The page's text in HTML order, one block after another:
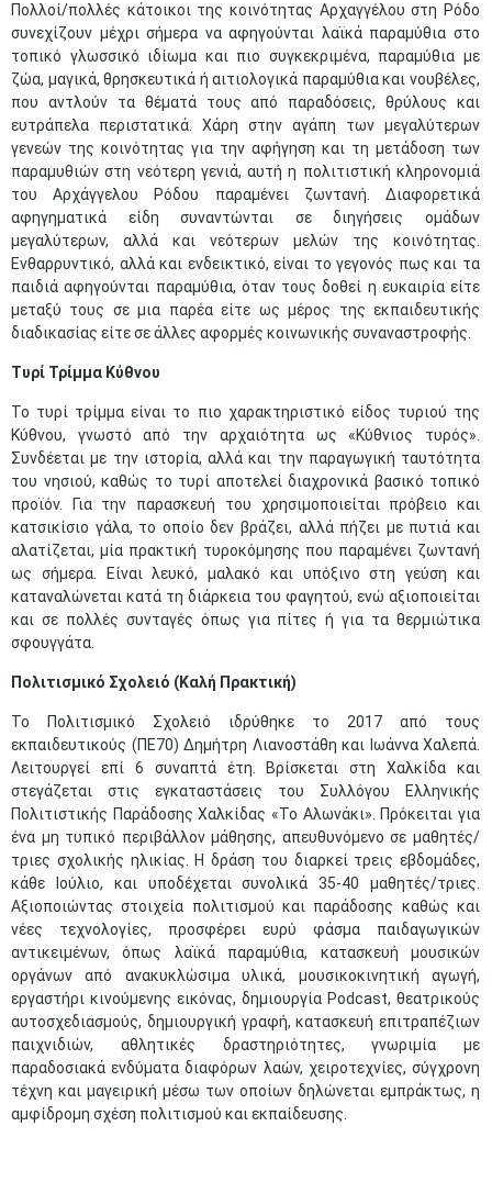
Πολλοί/πολλές κάτοικοι της κοινότητας Αρχαγγέλου στη Ρόδο
συνεχίζουν μέχρι σήμερα να αφηγούνται λαϊκά παραμύθια στο
τοπικό γλωσσικό ιδίωμα και πιο συγκεκριμένα, παραμύθια µε
ζώα, μαγικά, θρησκευτικά ή αιτιολογικά παραμύθια και νουβέλες,
που αντλούν τα θέματά τους από παραδόσεις, θρύλους και
ευτράπελα περιστατικά. Χάρη στην αγάπη των μεγαλύτερων
γενεών της κοινότητας για την αφήγηση και τη μετάδοση των
παραμυθιών στη νεότερη γενιά, αυτή η πολιτιστική κληρονομιά
του Αρχάγγελου Ρόδου παραμένει ζωντανή. Διαφορετικά
αφηγηματικά είδη συναντώνται σε διηγήσεις ομάδων
μεγαλύτερων, αλλά και νεότερων µελών της κοινότητας.
Ενθαρρυντικό, αλλά και ενδεικτικό, είναι το γεγονός πως και τα
παιδιά αφηγούνται παραμύθια, όταν τους δοθεί η ευκαιρία είτε
μεταξύ τους σε μια παρέα είτε ως μέρος της εκπαιδευτικής
διαδικασίας είτε σε άλλες αφορμές κοινωνικής συναναστροφής.
Τυρί Τρίμμα Κύθνου
Το τυρί τρίμμα είναι το πιο χαρακτηριστικό είδος τυριού της
Κύθνου, γνωστό από την αρχαιότητα ως «Κύθνιος τυρός».
Συνδέεται με την ιστορία, αλλά και την παραγωγική ταυτότητα
του νησιού, καθώς το τυρί αποτελεί διαχρονικά βασικό τοπικό
προϊόν. Για την παρασκευή του χρησιμοποιείται πρόβειο και
κατσικίσιο γάλα, το οποίο δεν βράζει, αλλά πήζει με πυτιά και
αλατίζεται, μία πρακτική τυροκόμησης που παραμένει ζωντανή
ως σήμερα. Είναι λευκό, μαλακό και υπόξινο στη γεύση και
καταναλώνεται κατά τη διάρκεια του φαγητού, ενώ αξιοποιείται
και σε πολλές συνταγές όπως για πίτες ή για τα θερμιώτικα
σφουγγάτα.
Πολιτισμικό Σχολειό (Καλή Πρακτική)
Το Πολιτισμικό Σχολειό ιδρύθηκε το 2017 από τους
εκπαιδευτικούς (ΠΕ70) Δημήτρη Λιανοστάθη και Ιωάννα Χαλεπά.
Λειτουργεί επί 6 συναπτά έτη. Βρίσκεται στη Χαλκίδα και
στεγάζεται στις εγκαταστάσεις του Συλλόγου Ελληνικής
Πολιτιστικής Παράδοσης Χαλκίδας «Το Αλωνάκι». Πρόκειται για
ένα μη τυπικό περιβάλλον μάθησης, απευθυνόμενο σε μαθητές/
τριες σχολικής ηλικίας. Η δράση του διαρκεί τρεις εβδομάδες,
κάθε Ιούλιο, και υποδέχεται συνολικά 35-40 μαθητές/τριες.
Αξιοποιώντας στοιχεία πολιτισμού και παράδοσης καθώς και
νέες τεχνολογίες, προσφέρει ευρύ φάσμα παιδαγωγικών
αντικειμένων, όπως λαϊκά παραμύθια, κατασκευή μουσικών
οργάνων από ανακυκλώσιμα υλικά, μουσικοκινητική αγωγή,
εργαστήρι κινούμενης εικόνας, δημιουργία Podcast, θεατρικούς
αυτοσχεδιασμούς, δημιουργική γραφή, κατασκευή επιτραπέζιων
παιχνιδιών, αθλητικές δραστηριότητες, γνωριμία με
παραδοσιακά ενδύματα διαφόρων λαών, χειροτεχνίες, σύγχρονη
τέχνη και μαγειρική μέσω των οποίων δηλώνεται εμπράκτως, η
αμφίδρομη σχέση πολιτισμού και εκπαίδευσης.